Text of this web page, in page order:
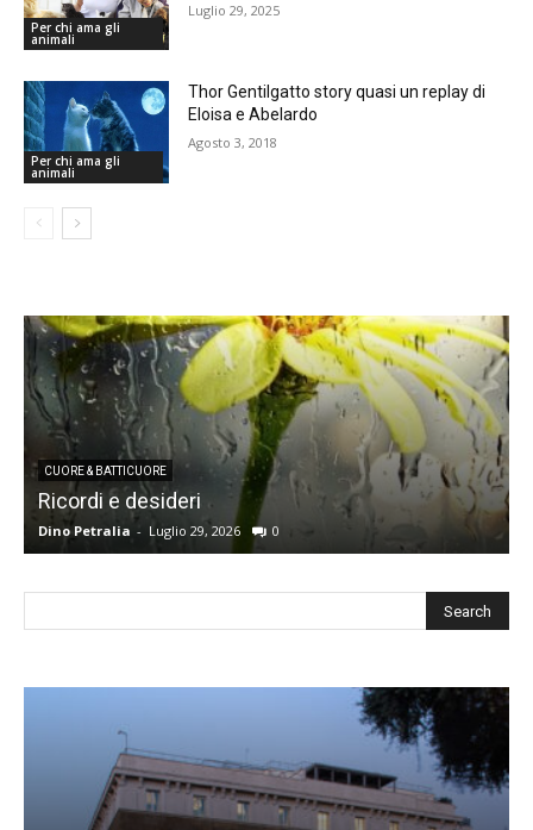
Per chi ama gli
animali
Luglio 29, 2025
Per chi ama gli
animali
Thor Gentilgatto story quasi un replay di
Eloisa e Abelardo
Agosto 3, 2018
CUORE & BATTICUORE
Ricordi e desideri
Dino Petralia - Luglio 29, 2026 0